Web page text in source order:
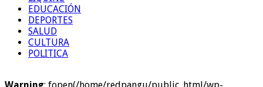
EDUCACIÓN
DEPORTES
SALUD
CULTURA
POLITICA